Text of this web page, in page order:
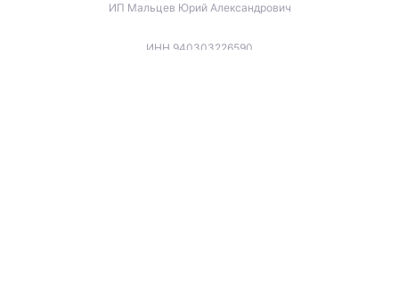
ИП Мальцев Юрий Александрович
ИНН 940303226590